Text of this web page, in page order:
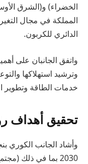
الخضراء) و(الشرق
المملكة في مجال
الدائري للكربون.
واتفق الجانبان على
وترشيد استهلاكها
خدمات الطاقة وتطوير
تحقيق أهداف رؤية
وأشاد الجانب الكوري
2030 بما في ذلك (مجتمع نابض بالحياة).